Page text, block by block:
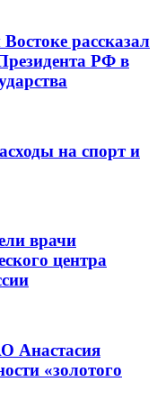
рассказал
РФ в
на спорт и
врачи
центра
Анастасия
«золотого